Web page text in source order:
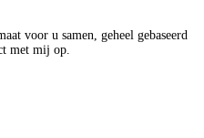
voor u samen, geheel gebaseerd
met mij op.